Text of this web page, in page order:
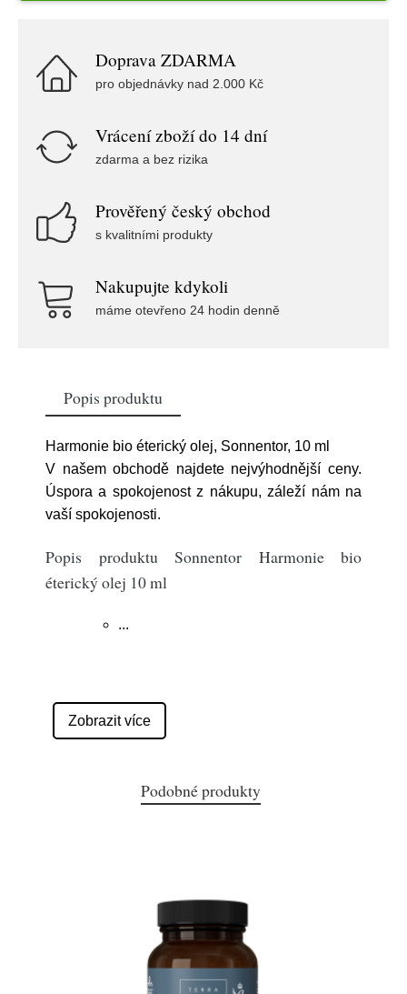
Doprava ZDARMA
pro objednávky nad 2.000 Kč
Vrácení zboží do 14 dní
zdarma a bez rizika
Prověřený český obchod
s kvalitními produkty
Nakupujte kdykoli
máme otevřeno 24 hodin denně
Popis produktu
Harmonie bio éterický olej, Sonnentor, 10 ml
V našem obchodě najdete nejvýhodnější ceny.
Úspora a spokojenost z nákupu, záleží nám na
vaší spokojenosti.
Popis produktu Sonnentor Harmonie bio
éterický olej 10 ml
...
Zobrazit více
Podobné produkty